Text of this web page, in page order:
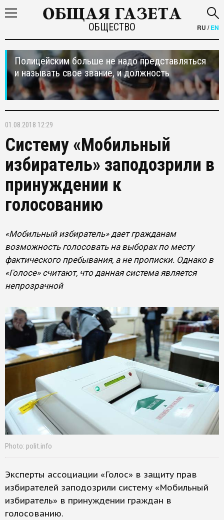
ОБЩЕСТВО RU /EN
Полицейским больше не надо представляться
и называть свое звание, и должность
01.08.2018 12:29
Систему «Мобильный
избиратель» заподозрили в
принуждении к
голосованию
«Мобильный избиратель» дает гражданам
возможность голосовать на выборах по месту
фактического пребывания, а не прописки. Однако в
«Голосе» считают, что данная система является
непрозрачной
Photo: polit.info
Эксперты ассоциации «Голос» в защиту прав
избирателей заподозрили систему «Мобильный
избиратель» в принуждении граждан в
голосованию.